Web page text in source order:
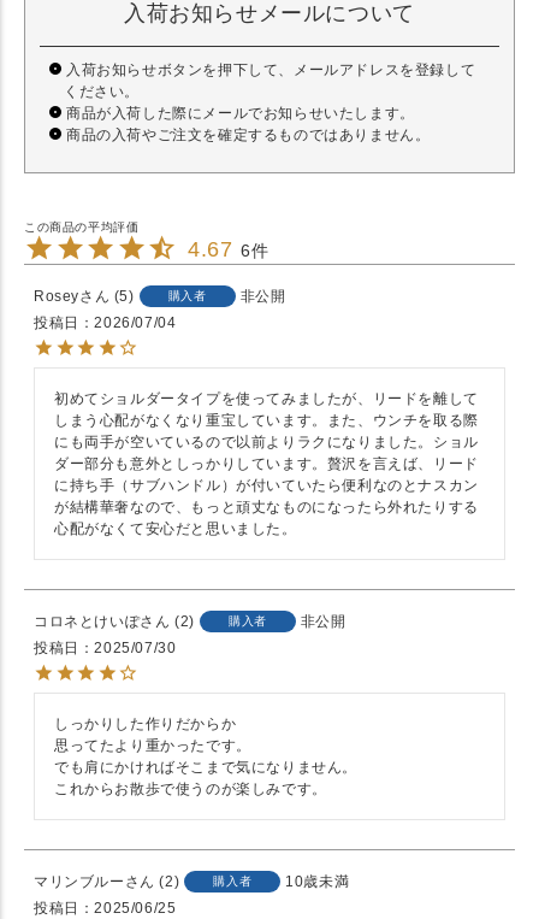
入荷お知らせメールについて
入荷お知らせボタンを押下して、メールアドレスを登録して
ください。
商品が入荷した際にメールでお知らせいたします。
商品の入荷やご注文を確定するものではありません。
4.67 6
Rosey 5 購入者
非公開
投稿日
2026/07/04
初めてショルダータイプを使ってみましたが、リードを離して
しまう心配がなくなり重宝しています。また、ウンチを取る際
にも両手が空いているので以前よりラクになりました。ショル
ダー部分も意外としっかりしています。贅沢を言えば、リード
に持ち手（サブハンドル）が付いていたら便利なのとナスカン
が結構華奢なので、もっと頑丈なものになったら外れたりする
心配がなくて安心だと思いました。
コロネとけいぽ 2 購入者
非公開
投稿日
2025/07/30
しっかりした作りだからか
思ってたより重かったです。
でも肩にかければそこまで気になりません。
これからお散歩で使うのが楽しみです。
マリンブルー 2 購入者
10歳未満
投稿日
2025/06/25